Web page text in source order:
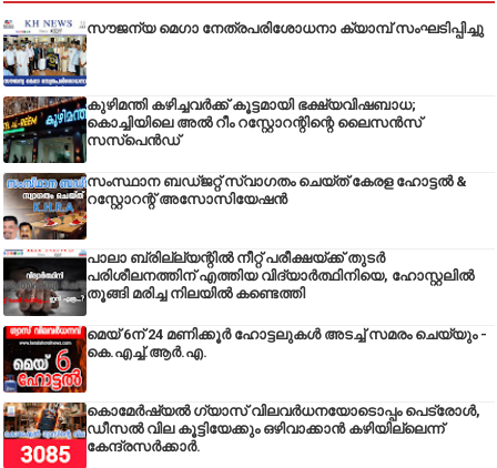
സൗജന്യ മെഗാ നേത്രപരിശോധനാ ക്യാമ്പ് സംഘടിപ്പിച്ചു
കുഴിമന്തി കഴിച്ചവർക്ക് കൂട്ടമായി ഭക്ഷ്യവിഷബാധ;
കൊച്ചിയിലെ അൽ റീം റസ്റ്റോറന്റിന്റെ ലൈസൻസ്
സസ്പെൻഡ്
സംസ്ഥാന ബഡ്‌ജറ്റ് സ്വാഗതം ചെയ്ത് കേരള ഹോട്ടൽ &
റസ്റ്റോറന്റ് അസോസിയേഷൻ
പാലാ ബ്രില്ല്യന്റിൽ നീറ്റ് പരീക്ഷയ്ക്ക് തുടർ
പരിശീലനത്തിന് എത്തിയ വിദ്യാർത്ഥിനിയെ, ഹോസ്റ്റലിൽ
തൂങ്ങി മരിച്ച നിലയിൽ കണ്ടെത്തി
മെയ് 6ന് 24 മണിക്കൂർ ഹോട്ടലുകൾ അടച്ച് സമരം ചെയ്യും -
കെ.എച്ച്.ആർ.എ.
കൊമേർഷ്യൽ ഗ്യാസ് വിലവർധനയോടൊപ്പം പെട്രോൾ,
ഡീസല്‍ വില കൂട്ടിയേക്കും ഒഴിവാക്കാന്‍ കഴിയില്ലെന്ന്
കേന്ദ്രസര്‍ക്കാര്‍.